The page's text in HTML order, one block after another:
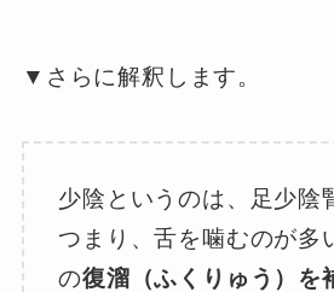
▼さらに解釈します。
少陰というのは、足少陰
つまり、舌を噛むのが多
の復溜（ふくりゅう）を